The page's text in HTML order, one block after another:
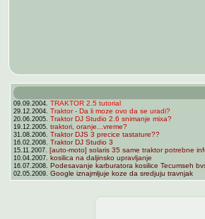
09.09.2004. TRAKTOR 2.5 tutorial
29.12.2004. Traktor - Da li moze ovo da se uradi?
20.06.2005. Traktor DJ Studio 2.6 snimanje mixa?
19.12.2005. traktori, oranje...vreme?
31.08.2006. Traktor DJS 3 precice tastature??
16.02.2008. Traktor DJ Studio 3
15.11.2007. [auto-moto] solaris 35 same traktor potrebne
10.04.2007. kosilica na daljinsko upravljanje
16.07.2008. Podesavanje karburatora kosilice Tecumseh
02.05.2009. Google iznajmljuje koze da sredjuju travnjak